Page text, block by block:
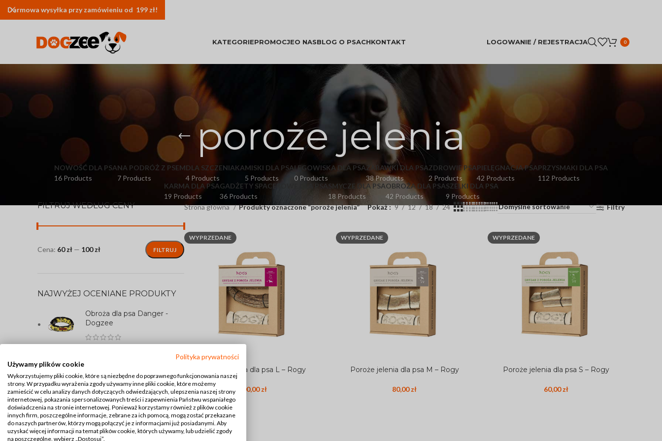
KATEGORIE
OBROŻA DLA PSA
PROMOCJEO NASBLOG O PSACHKONTAKT LOGOWANIE / REJESTRACJA 0
poroże jelenia
NOWOŚĆ DLA PSA
16 Products
NA PODRÓŻ Z PSEM
7 Products
DLA SZCZENIAKA
4 Products
MISKI DLA PSA
5 Products
LEGOWISKA DLA PSA
0 Products
ZABAWKI DLA PSA
38 Products
ZDROWIE PSA
2 Products
PIELĘGNACJA PSA
42 Products
PRZYSMAKI DLA PSA
112 Products
KARMA DLA PSA
19 Products
GADŻETY SPACEROWE DLA PSA
36 Products
SMYCZE DLA PSA
18 Products
OBROŻA DLA PSA
42 Products
SZELKI DLA PSA
9 Products
FILTRUJ WEDŁUG CENY
FILTRUJ
Cena: 60 zł — 100 zł
NAJWYŻEJ OCENIANE PRODUKTY
Obroża dla psa Danger -
Dogzee
Obroża dla psa Bez -
Dogzee
40,00zł – 50,00zł
Saszetka na przysmaki Lisek
Strona główna Produkty oznaczone “poroże jelenia” Pokaż 9 12 18 24 Filtry
WYPRZEDANE
DOWIEDZ SIĘ WIĘCEJ
Poroże jelenia dla psa L – Rogy
100,00zł
WYPRZEDANE
DOWIEDZ SIĘ WIĘCEJ
Poroże jelenia dla psa M – Rogy
80,00zł
WYPRZEDANE
DOWIEDZ SIĘ WIĘCEJ
Poroże jelenia dla psa S – Rogy
60,00zł
Darmowa wysyłka przy zamówieniu od 199 zł!
Polityka prywatności
Używamy plików cookie
Wykorzystujemy pliki cookie, które są niezbędne do poprawnego funkcjonowania naszej
strony. W przypadku wyrażenia zgody używamy inne pliki cookie, które możemy
zamieścić w celu analizy danych dotyczących odwiedzających, ulepszenia naszej strony
internetowej, pokazania spersonalizowanych treści i zapewnienia Państwu wspaniałego
doświadczenia na stronie internetowej. Ponieważ korzystamy również z plików cookie
innych firm, poszczególne informacje, zebrane za ich pomocą, mogą zostać przekazane
do naszych partnerów, którzy mogą połączyć je z informacjami już posiadanymi. Aby
uzyskać więcej informacji na temat plików cookie, których używamy, lub udzielić zgody
na poszczególne, wybierz „Dostosuj”.